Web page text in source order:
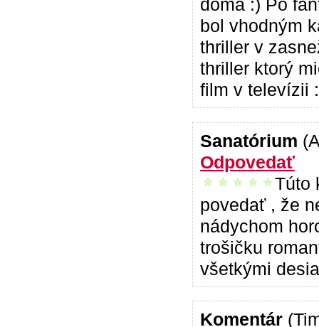
doma :) Po
bol vhodným
thriller v
thriller ktorý
film v televízii
Sanatórium
Odpovedať
vrelo odporúčam
Túto
povedať , že
nádychom
trošičku
všetkými
Komentár